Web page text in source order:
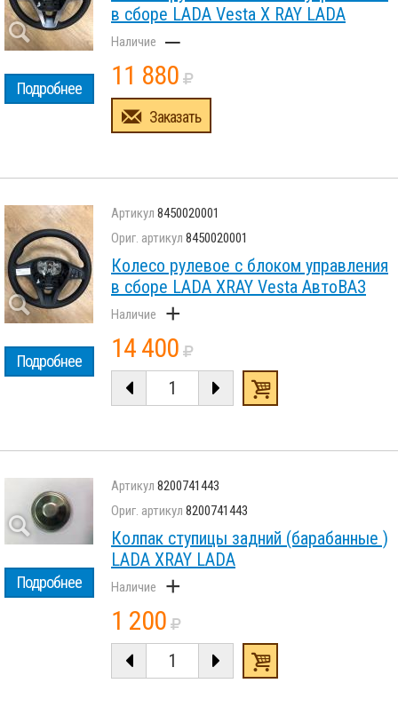
Подробнее
в сборе LADA Vesta X RAY LADA
–
11 880
Заказать
Подробнее
8450020001
8450020001
Колесо рулевое с блоком управления
в сборе LADA XRAY Vesta АвтоВАЗ
+
14 400
Подробнее
8200741443
8200741443
Колпак ступицы задний (барабанные )
LADA XRAY LADA
+
1 200